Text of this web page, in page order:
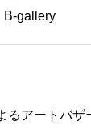
B-gallery
アートバザ